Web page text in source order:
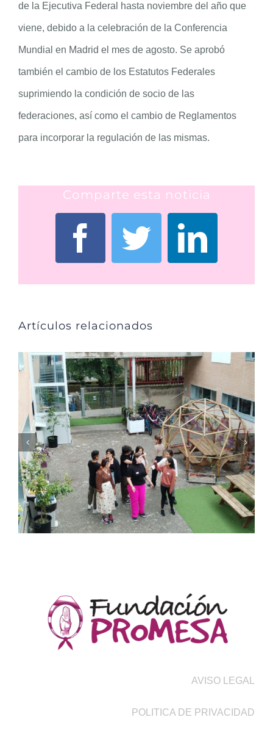
de la Ejecutiva Federal hasta noviembre del año que
viene, debido a la celebración de la Conferencia
Mundial en Madrid el mes de agosto. Se aprobó
también el cambio de los Estatutos Federales
suprimiendo la condición de socio de las
federaciones, así como el cambio de Reglamentos
para incorporar la regulación de las mismas.
Comparte esta noticia
Facebook
Twitter
Artículos relacionados
AVISO LEGAL
POLITICA DE PRIVACIDAD